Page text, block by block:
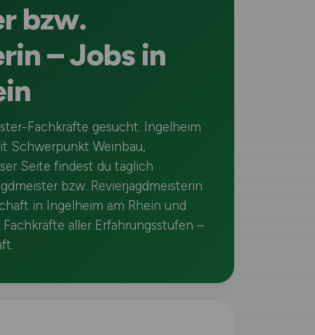
bzw.
– Jobs in
Fachkräfte gesucht. Ingelheim
Schwerpunkt Weinbau,
Seite findest du täglich
bzw. Revierjagdmeisterin
in Ingelheim am Rhein und
aller Erfahrungsstufen –